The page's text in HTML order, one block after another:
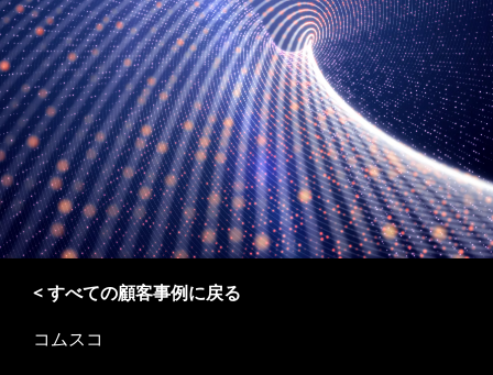
す
る
< すべての顧客事例に戻る
コムスコ